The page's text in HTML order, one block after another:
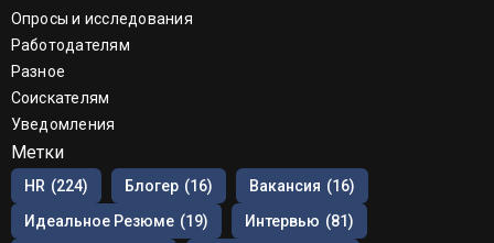
Опросы и исследования
Работодателям
Разное
Соискателям
Уведомления
Метки
HR (224) Блогер (16) Вакансия (16)
Идеальное Резюме (19) Интервью (81)